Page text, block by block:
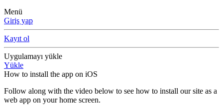
Menü
Giriş yap
Kayıt ol
Uygulamayı yükle
Yükle
How to install the app on iOS
Follow along with the video below to see how to install our site as a
web app on your home screen.